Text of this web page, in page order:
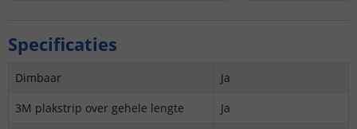
Specificaties
Dimbaar
Ja
3M plakstrip over gehele lengte
Ja